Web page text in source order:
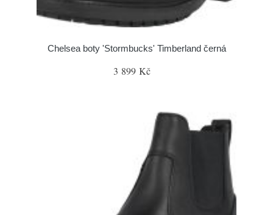
Chelsea boty 'Stormbucks' Timberland černá
3 899 Kč